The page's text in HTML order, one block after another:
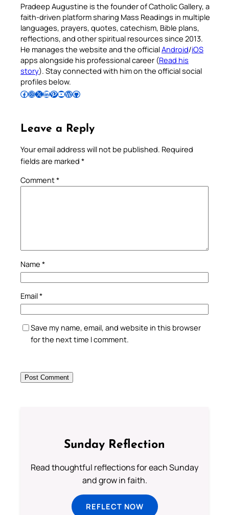
Pradeep Augustine is the founder of Catholic Gallery, a
faith-driven platform sharing Mass Readings in multiple
languages, prayers, quotes, catechism, Bible plans,
reflections, and other spiritual resources since 2013.
He manages the website and the officialAndroid/iOS
apps alongside his professional career (Read his
story). Stay connected with him on the official social
profiles below.
Follow Pradeep on Facebook Follow Pradeep on InstagramFollow Pradeep on X Follow Pradeep on LinkedIn Follow Pradeep on Pinterest Subscribe to Pradeep’s Youtube Channel Follow Pradeep on WordPress Follow Pradeep on GitHub
Leave a Reply
Your email address will not be published. Required
fields are marked *
Comment*
Name *
Email*
Save my name, email, and website in this browser
for the next time I comment.
Sunday Reflection
Read thoughtful reflections for each Sunday
and grow in faith.
REFLECT NOW